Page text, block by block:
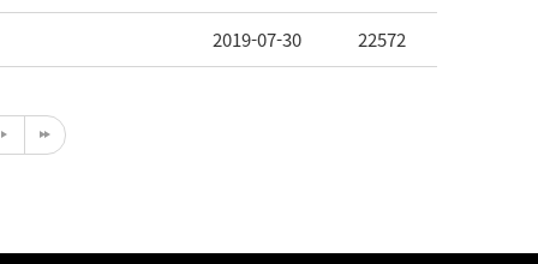
2019-07-30 22572